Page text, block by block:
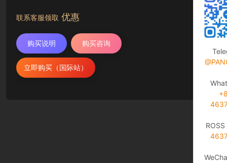
费，改变了计算的成本结算方式。Amazon EC2 云服务器还为
开发人员提供了创建故障恢复应用程序以及排除常见故障情况
联系客服领取 优惠
购买说明 购买咨询
立即购买（国际站）